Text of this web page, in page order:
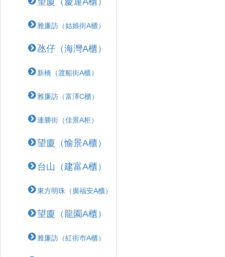
雅廉訪（姑娘街A櫃）
氹仔（海灣A櫃）
新橋（渡船街A櫃）
雅廉訪（富澤C櫃）
連勝街（佳景A柜）
望廈（愉景A櫃）
台山（建富A櫃）
東方明珠（廣福安A櫃）
望廈（龍園A櫃）
雅廉訪（紅街巿A櫃）